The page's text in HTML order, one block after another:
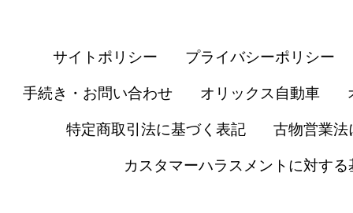
サイトポリシー プライバシーポリシー
手続き・お問い合わせ オリックス自動車
特定商取引法に基づく表記 古物営業法
カスタマーハラスメントに対する